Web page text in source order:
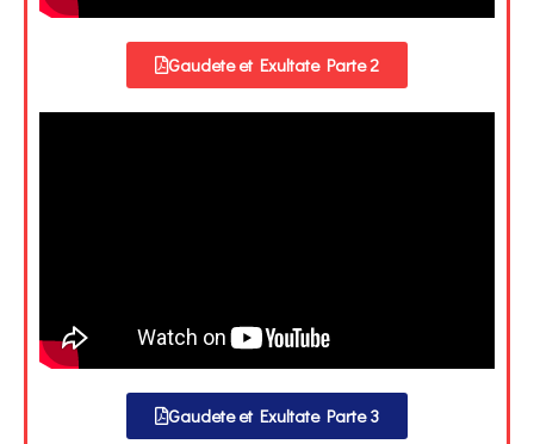
Gaudete et Exultate Parte 2
Gaudete et Exultate Parte 3